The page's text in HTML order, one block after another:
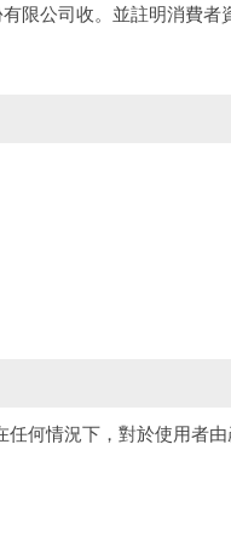
限公司收。並註明消費者
何情況下，對於使用者